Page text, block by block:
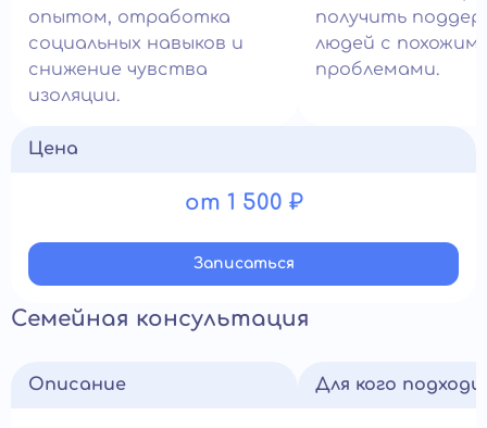
опытом, отработка
социальных навыков и
снижение чувства
изоляции.
получить
людей с
проблемами.
Цена
от 1 500 ₽
Записатьcя
Семейная консультация
Описание Для кого